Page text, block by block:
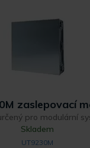
zaslepovací
pro modulární
Skladem
UT9230M